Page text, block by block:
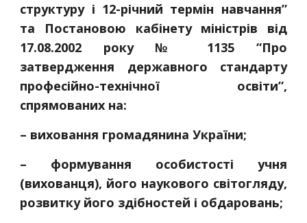
структуру і 12-річний термін навчання”
та Постановою кабінету міністрів від
17.08.2002 року № 1135 “Про
затвердження державного стандарту
професійно-технічної освіти”,
спрямованих на:
– виховання громадянина України;
– формування особистості учня
(вихованця), його наукового світогляду,
розвитку його здібностей і обдаровань;